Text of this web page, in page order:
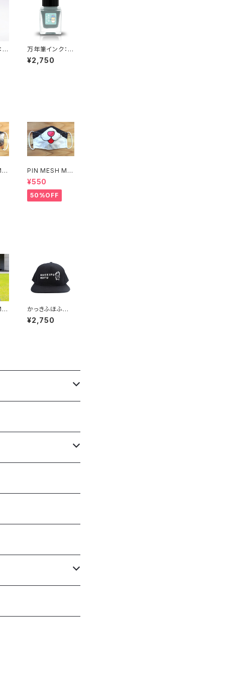
の
万年筆インク：あ
さつゆぐりー
ん くわいえっと
¥2,750
PIN MESH MA
SK(イラストね
こ)
¥550
50%OFF
かっきふほふ
キャップ
¥2,750